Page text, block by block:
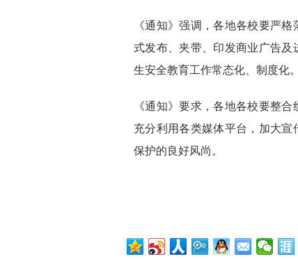
《通知》强调，各地各校要严
式发布、夹带、印发商业广告
生安全教育工作常态化、制度化。
《通知》要求，各地各校要整
充分利用各类媒体平台，加大
保护的良好风尚。